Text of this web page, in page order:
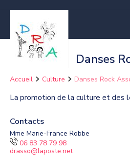
Danses
Accueil Culture Danses Rock
La promotion de la culture et des
Contacts
Mme Marie-France Robbe
06 83 78 79 98
drasso@laposte.net